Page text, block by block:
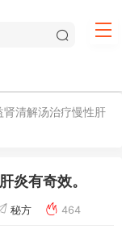
清解汤治疗慢性肝
炎有奇效。
秘方 464